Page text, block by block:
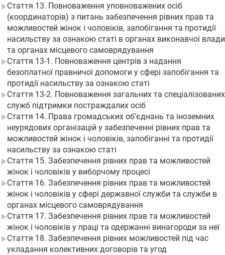
Стаття 13. Повноваження уповноважених осіб
(координаторів) з питань забезпечення рівних прав та
можливостей жінок і чоловіків, запобігання та протидії
насильству за ознакою статі в органах виконавчої влади
та органах місцевого самоврядування
Стаття 13-1. Повноваження центрів з надання
безоплатної правничої допомоги у сфері запобігання та
протидії насильству за ознакою статі
Стаття 13-2. Повноваження загальних та спеціалізованих
служб підтримки постраждалих осіб
Стаття 14. Права громадських об’єднань та іноземних
неурядових організацій у забезпеченні рівних прав та
можливостей жінок і чоловіків, запобіганні та протидії
насильству за ознакою статі
Стаття 15. Забезпечення рівних прав та можливостей
жінок і чоловіків у виборчому процесі
Стаття 16. Забезпечення рівних прав та можливостей
жінок і чоловіків у сфері державної служби та служби в
органах місцевого самоврядування
Стаття 17. Забезпечення рівних прав та можливостей
жінок і чоловіків у праці та одержанні винагороди за неї
Стаття 18. Забезпечення рівних можливостей під час
укладання колективних договорів та угод